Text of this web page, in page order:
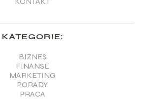
KATEGORIE:
BIZNES
FINANSE
MARKETING
PORADY
PRACA